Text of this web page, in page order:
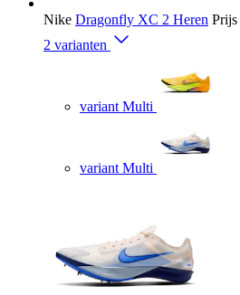
Nike Dragonfly XC 2 Heren Prijs
2 varianten
variant Multi
variant Multi